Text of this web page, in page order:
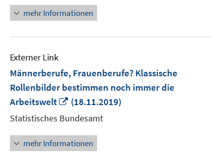
mehr Informationen
Externer Link
Männerberufe, Frauenberufe? Klassische
Rollenbilder bestimmen noch immer die
Arbeitswelt
In
neuem
Fenster
öffnen
(18.11.2019)
Statistisches Bundesamt
mehr Informationen